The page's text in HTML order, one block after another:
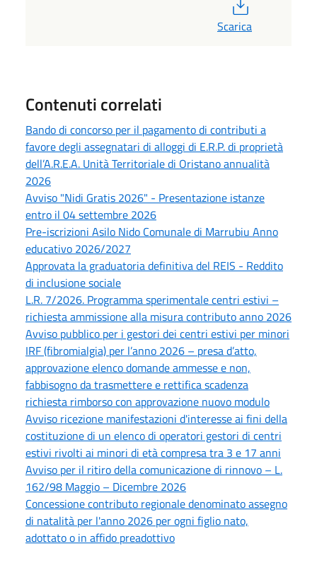
Scarica
Contenuti correlati
Bando di concorso per il pagamento di contributi a
favore degli assegnatari di alloggi di E.R.P. di proprietà
dell’A.R.E.A. Unità Territoriale di Oristano annualità
2026
Avviso "Nidi Gratis 2026" - Presentazione istanze
entro il 04 settembre 2026
Pre-iscrizioni Asilo Nido Comunale di Marrubiu Anno
educativo 2026/2027
Approvata la graduatoria definitiva del REIS - Reddito
di inclusione sociale
L.R. 7/2026. Programma sperimentale centri estivi –
richiesta ammissione alla misura contributo anno 2026
Avviso pubblico per i gestori dei centri estivi per minori
IRF (fibromialgia) per l’anno 2026 – presa d’atto,
approvazione elenco domande ammesse e non,
fabbisogno da trasmettere e rettifica scadenza
richiesta rimborso con approvazione nuovo modulo
Avviso ricezione manifestazioni d'interesse ai fini della
costituzione di un elenco di operatori gestori di centri
estivi rivolti ai minori di età compresa tra 3 e 17 anni
Avviso per il ritiro della comunicazione di rinnovo – L.
162/98 Maggio – Dicembre 2026
Concessione contributo regionale denominato assegno
di natalità per l'anno 2026 per ogni figlio nato,
adottato o in affido preadottivo